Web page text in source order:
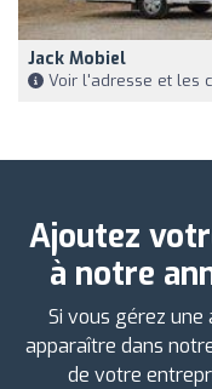
Jack Mobiel
Voir l'adresse et les
Ajoutez
à notre
Si vous gérez
apparaître dans
de votre